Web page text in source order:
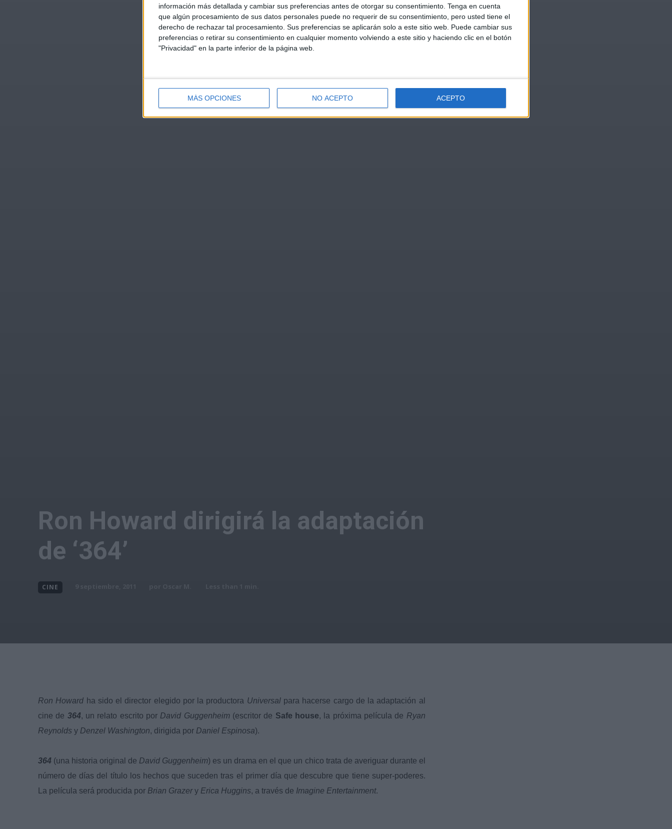
información más detallada y cambiar sus preferencias antes de otorgar su consentimiento. Tenga en cuenta
que algún procesamiento de sus datos personales puede no requerir de su consentimiento, pero usted tiene el
derecho de rechazar tal procesamiento. Sus preferencias se aplicarán solo a este sitio web. Puede cambiar sus
preferencias o retirar su consentimiento en cualquier momento volviendo a este sitio y haciendo clic en el botón
"Privacidad" en la parte inferior de la página web.
MÁS OPCIONES NO ACEPTO ACEPTO
Ron Howard dirigirá la adaptación
de ‘364’
CINE
Ron Howard ha sido el director elegido por la productora Universalpara hacerse cargo de la adaptación al
cine de 364, un relato escrito por David Guggenheim(escritor de Safe house, la próxima película de Ryan
Reynolds y Denzel Washington, dirigida por Daniel Espinosa).
364 (una historia original de David Guggenheim) es un drama en el que un chico trata de averiguar durante el
número de días del título los hechos que suceden tras el primer día que descubre que tiene super-poderes.
La película será producida por Brian Grazery Erica Huggins, a través de Imagine Entertainment.